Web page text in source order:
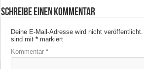
Schreibe einen Kommentar
Deine E-Mail-Adresse wird nicht veröffentlicht.
sind mit* markiert
Kommentar*